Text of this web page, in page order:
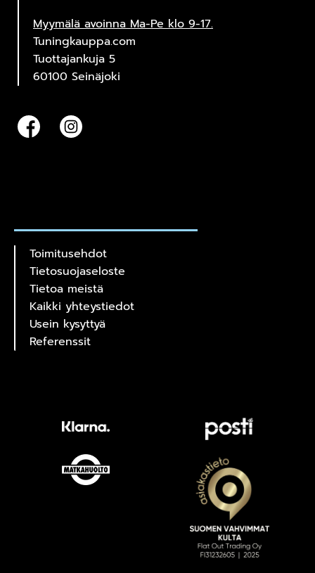
Myymälä avoinna Ma-Pe klo 9-17.
Tuningkauppa.com
Tuottajankuja 5
60100 Seinäjoki
Toimitusehdot
Tietosuojaseloste
Tietoa meistä
Kaikki yhteystiedot
Usein kysyttyä
Referenssit